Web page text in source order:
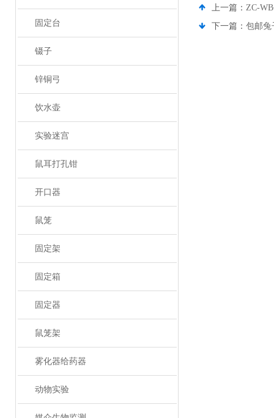
固定台
镊子
锌铜弓
饮水壶
实验迷宫
鼠耳打孔钳
开口器
鼠笼
固定架
固定箱
固定器
鼠笼架
雾化器给药器
动物实验
上一篇： ZC-
下一篇： 包邮兔